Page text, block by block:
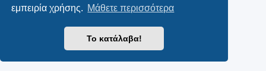
εμπειρία χρήσης. Μάθετε περισσότερα
Το κατάλαβα!